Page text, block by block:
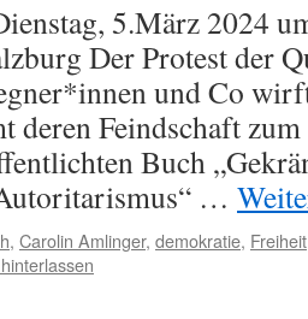
5.März 2024
Der Protest der
und Co
deren Feindschaft zum
Buch
…
, Carolin Amlinger, demokratie, Freiheit